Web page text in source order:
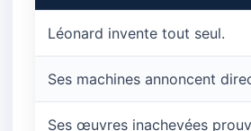
Léonard invente tout seul.
Ses machines annoncent
Ses œuvres inachevées